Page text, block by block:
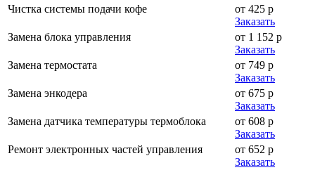
Чистка системы подачи кофе
от 425 р
Заказать
Замена блока управления
от 1 152 р
Заказать
Замена термостата
от 749 р
Заказать
Замена энкодера
от 675 р
Заказать
Замена датчика температуры термоблока
от 608 р
Заказать
Ремонт электронных частей управления
от 652 р
Заказать